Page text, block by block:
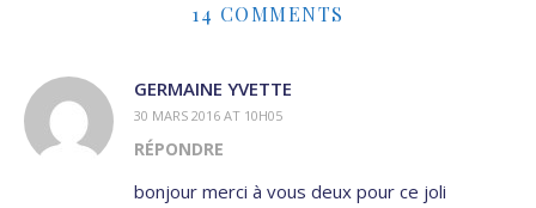
14 COMMENTS
GERMAINE YVETTE
30 MARS 2016 AT 10H05
RÉPONDRE
bonjour merci à vous deux pour ce joli